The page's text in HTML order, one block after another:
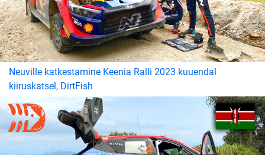
Neuville katkestamine Keenia Ralli 2023 kuuendal
kiiruskatsel, DirtFish